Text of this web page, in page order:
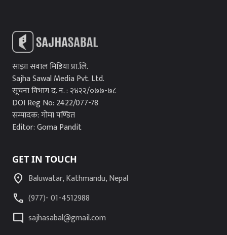
साझा सवाल मिडिया प्रा.लि.
Sajha Sawal Media Pvt. Ltd.
सूचना विभाग द. न. : २४२२/०७७-७८
DOI Reg No: 2422/077-78
सम्पादक: गोमा पण्डित
Editor: Goma Pandit
GET IN TOUCH
location_on Baluwatar, Kathmandu, Nepal
call (977)- 01-4512988
mode_comment sajhasabal@gmail.com